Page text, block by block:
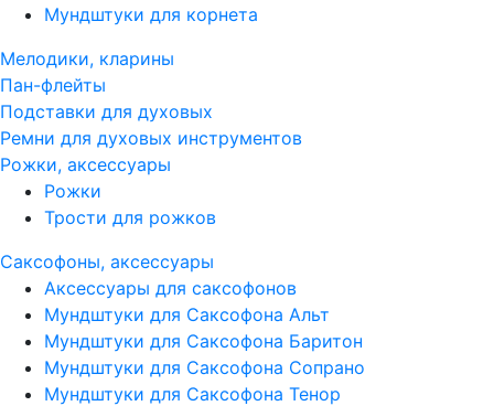
Мундштуки для корнета
Мелодики, кларины
Пан-флейты
Подставки для духовых
Ремни для духовых инструментов
Рожки, аксессуары
Рожки
Трости для рожков
Саксофоны, аксессуары
Аксессуары для саксофонов
Мундштуки для Саксофона Альт
Мундштуки для Саксофона Баритон
Мундштуки для Саксофона Сопрано
Мундштуки для Саксофона Тенор